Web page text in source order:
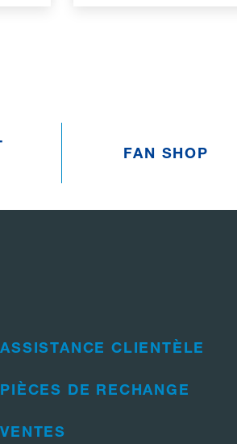
FAN SHOP
ASSISTANCE CLIENTÈLE
PIÈCES DE RECHANGE
VENTES